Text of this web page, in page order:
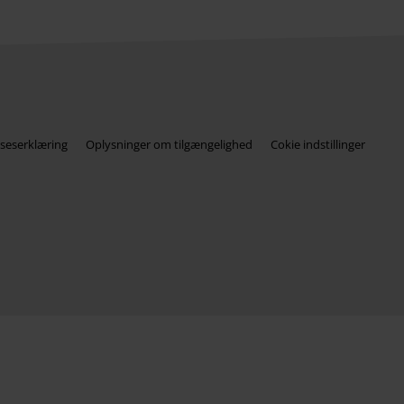
Oplysninger om tilgængelighed Cokie indstillinger